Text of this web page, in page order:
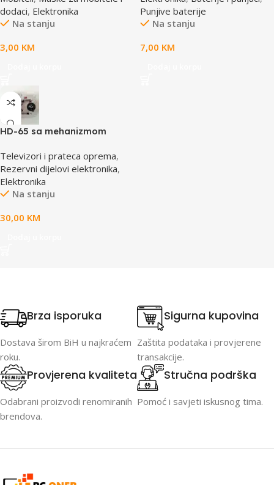
dodaci, Elektronika
Na stanju
3,00 KM
Punjive baterije
Na stanju
7,00 KM
HD-65 sa mehanizmom
AE-HD65M
Televizori i prateca oprema,
Rezervni dijelovi elektronika,
Elektronika
Na stanju
30,00 KM
Brza isporuka
Dostava širom BiH u najkraćem
roku.
Sigurna kupovina
Zaštita podataka i provjerene
transakcije.
Provjerena kvaliteta
Odabrani proizvodi renomiranih
brendova.
Stručna podrška
Pomoć i savjeti iskusnog tima.